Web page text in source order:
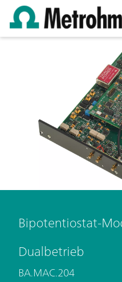
Bipotentiostat-
Dualbetrieb
BA.MAC.204